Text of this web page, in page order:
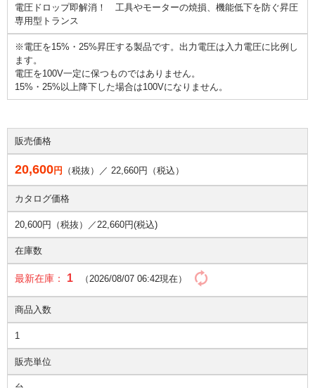
電圧ドロップ即解消！ 工具やモーターの焼損、機能低下を防ぐ昇圧
専用型トランス
※電圧を15%・25%昇圧する製品です。出力電圧は入力電圧に比例し
ます。
電圧を100V一定に保つものではありません。
15%・25%以上降下した場合は100Vになりません。
販売価格
20,600円 （税抜）／ 22,660円（税込）
カタログ価格
20,600円（税抜）／22,660円(税込)
在庫数
最新在庫： 1 （2026/08/07 06:42現在）
商品入数
1
販売単位